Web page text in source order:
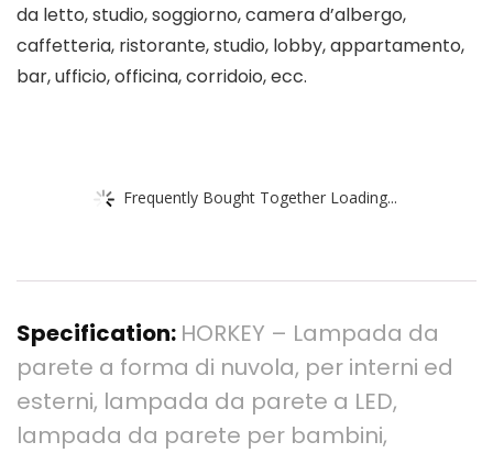
da letto, studio, soggiorno, camera d’albergo,
caffetteria, ristorante, studio, lobby, appartamento,
bar, ufficio, officina, corridoio, ecc.
Frequently Bought Together Loading...
Specification: HORKEY – Lampada da
parete a forma di nuvola, per interni ed
esterni, lampada da parete a LED,
lampada da parete per bambini,